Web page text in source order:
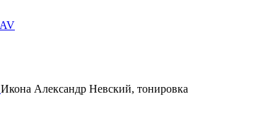
Икона Александр Невский, тонировка